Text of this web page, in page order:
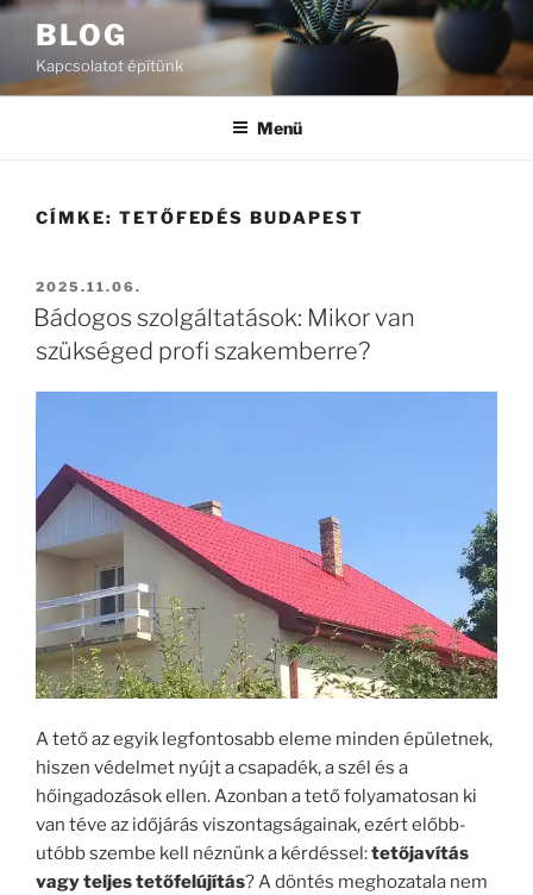
Tartalomhoz
BLOG
Kapcsolatot építünk
Menü
CÍMKE: TETŐFEDÉS BUDAPEST
BEKÜLDVE:
2025.11.06.
Bádogos szolgáltatások: Mikor van
szükséged profi szakemberre?
A tető az egyik legfontosabb eleme minden épületnek,
hiszen védelmet nyújt a csapadék, a szél és a
hőingadozások ellen. Azonban a tető folyamatosan ki
van téve az időjárás viszontagságainak, ezért előbb-
utóbb szembe kell néznünk a kérdéssel:tetőjavítás
vagy teljes tetőfelújítás? A döntés meghozatala nem